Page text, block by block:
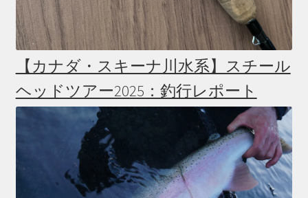
【カナダ・スキーナ川水系】スチール
ヘッドツアー2025：釣行レポート